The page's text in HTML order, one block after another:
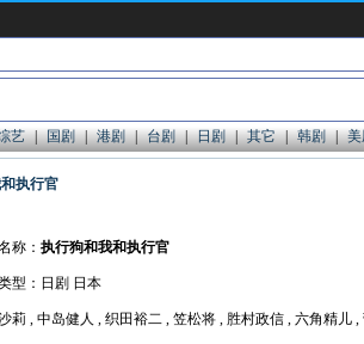
艺 | 国剧 | 港剧 | 台剧 | 日剧 | 其它 | 韩剧 |
执行官
称： 执行狗和我和执行官
型：日剧 日本